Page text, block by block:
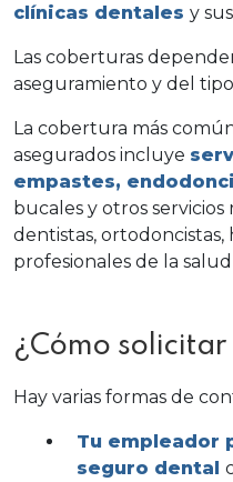
clínicas dentales y
Las coberturas
aseguramiento y del
La cobertura más
asegurados incluye
empastes,
bucales y otros servicios
dentistas, ortodoncistas,
profesionales de la
¿Cómo
Hay varias formas de
Tu empleador
seguro dental